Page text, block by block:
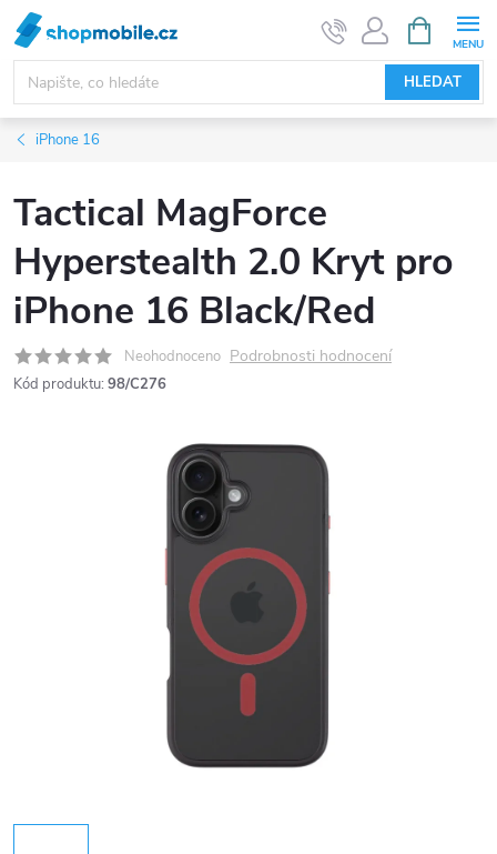
Přejít
na
obsah
HLEDAT
NÁKUPNÍ
KOŠÍK
iPhone 16
Tactical MagForce
Hyperstealth 2.0 Kryt pro
iPhone 16 Black/Red
Neohodnoceno Podrobnosti hodnocení
Kód produktu: 98/C276